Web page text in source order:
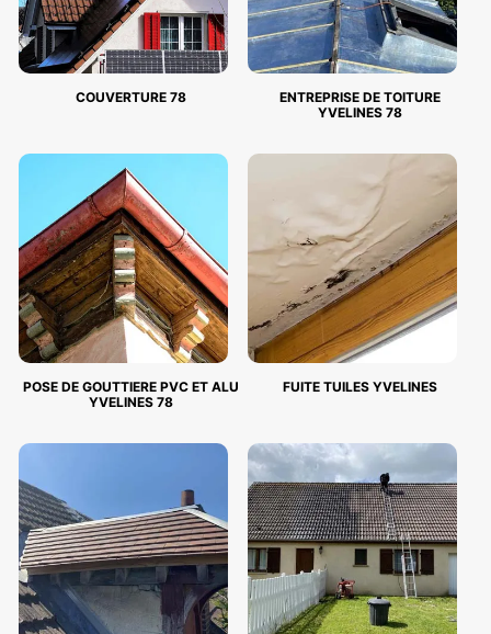
COUVERTURE 78
ENTREPRISE DE TOITURE
YVELINES 78
POSE DE GOUTTIERE PVC ET ALU
YVELINES 78
FUITE TUILES YVELINES